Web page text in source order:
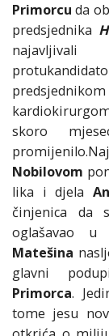
Primorcu da
predsjednika
skoro
Nobilovom
lika i djela
činjenica da
oglašavao u
Matešina
glavni
Primorca.
tome jesu